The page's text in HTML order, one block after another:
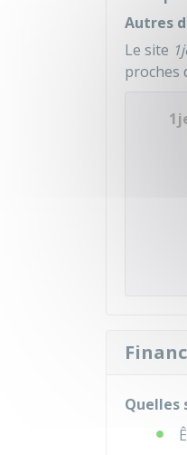
Autres
Le site
proches
Quelles